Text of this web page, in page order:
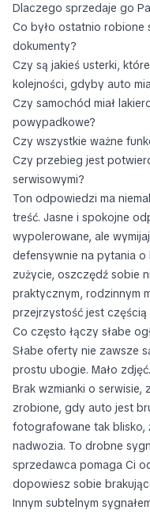
Dlaczego sprzedaje go
Co było ostatnio robione
dokumenty?
Czy są jakieś usterki,
kolejności, gdyby auto
Czy samochód miał
powypadkowe?
Czy wszystkie ważne
Czy przebieg jest
serwisowymi?
Ton odpowiedzi ma
treść. Jasne i spokojne
wypolerowane, ale
defensywnie na pytania
zużycie, oszczędź sobie
praktycznym, rodzinnym
przejrzystość jest częścią
Co często łączy słabe
Słabe oferty nie zawsze
prostu ubogie. Mało
Brak wzmianki o serwisie,
zrobione, gdy auto jest
fotografowane tak blisko,
nadwozia. To drobne
sprzedawca pomaga Ci
dopowiesz sobie
Innym subtelnym